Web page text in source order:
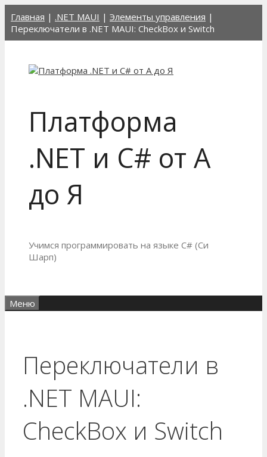
содержимому
Главная | .NET MAUI | Элементы управления |
Переключатели в .NET MAUI: CheckBox и Switch
Платформа
.NET и C# от А
до Я
Учимся программировать на языке C# (Си
Шарп)
Меню
Переключатели в
.NET MAUI:
CheckBox и Switch